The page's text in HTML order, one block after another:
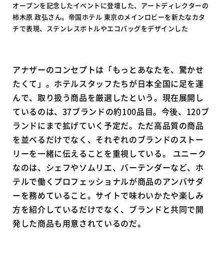
オープンを記念したイベントに登壇した、アートディレクターの
柿木原 政弘さん。帝国ホテル 東京のメインロビーを新たなカタ
チで表現、ステンレスボトルやエコバッグをデザインした
アナザーのコンセプトは「もっとあなたを、驚かせ
たくて」。ホテルスタッフたちが日本全国に足を運
んで、取り扱う商品を厳選したという。現在展開し
ているのは、37ブランドの約100品目。今後、120ブ
ランドにまで拡げていく予定だ。ただ高品質の商品
を並べるだけでなく、それぞれのブランドのストー
リーを一緒に伝えることを重視している。 ユニーク
なのは、シェフやソムリエ、バーテンダーなど、ホ
テルで働くプロフェッショナルが商品のアンバサダ
ーを務めていること。サイトで味わいかたや楽しみ
方を紹介しているだけでなく、ブランドと共同で開
発した商品も用意されているのだ。